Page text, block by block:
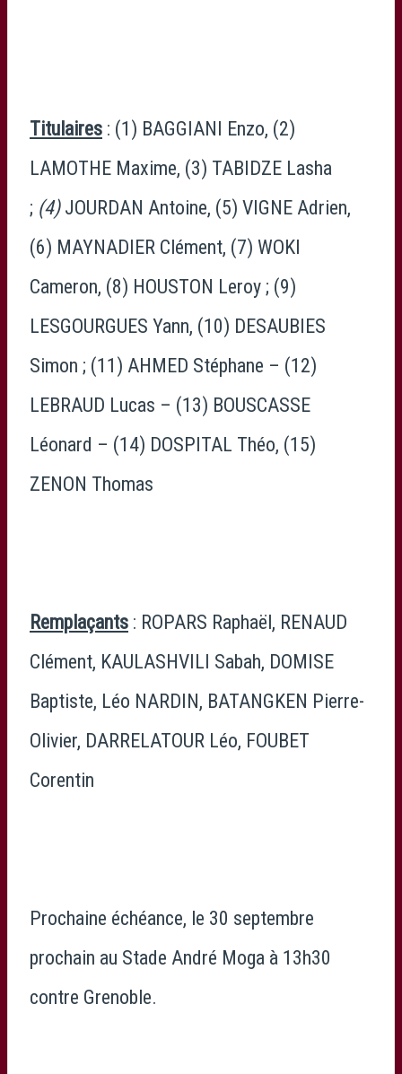
Titulaires : (1) BAGGIANI Enzo, (2)
LAMOTHE Maxime, (3) TABIDZE Lasha
; (4) JOURDAN Antoine, (5) VIGNE Adrien,
(6) MAYNADIER Clément, (7) WOKI
Cameron, (8) HOUSTON Leroy ; (9)
LESGOURGUES Yann, (10) DESAUBIES
Simon ; (11) AHMED Stéphane – (12)
LEBRAUD Lucas – (13) BOUSCASSE
Léonard – (14) DOSPITAL Théo, (15)
ZENON Thomas
Remplaçants : ROPARS Raphaël, RENAUD
Clément, KAULASHVILI Sabah, DOMISE
Baptiste, Léo NARDIN, BATANGKEN Pierre-
Olivier, DARRELATOUR Léo, FOUBET
Corentin
Prochaine échéance, le 30 septembre
prochain au Stade André Moga à 13h30
contre Grenoble.